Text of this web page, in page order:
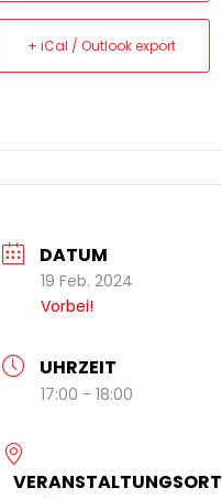
+ iCal / Outlook export
DATUM
19 Feb. 2024
Vorbei!
UHRZEIT
17:00 - 18:00
VERANSTALTUNGSORT